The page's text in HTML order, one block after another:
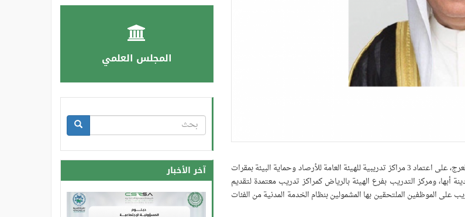
وافق وزير الخدمة المدنية رئيس لجنة تدريب وابتعاث موظفي الخدمة المدنية خالد العرج، على اعتماد 3 مراكز تدريبية للهيئة العامة للأرصاد وحماية البيئة بمقرات
أبها، ومركز التدريب بفرع الهيئة بالرياض كمراكز تدريب معتمدة لتقديم
على الموظفين الملتحقين بها المشمولين بنظام الخدمة المدنية من الفئات
المجلس العلمي
استمارة
البحث
آخر الأخبار